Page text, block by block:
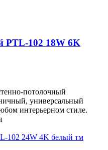
PTL-102 18W 6K
потолочный
универсальный
интерьерном стиле.